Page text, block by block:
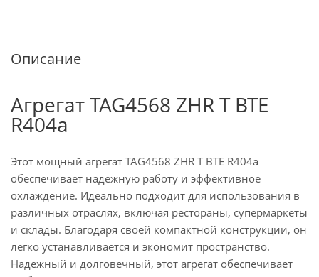
Описание
Агрегат TAG4568 ZHR T BTE
R404a
Этот мощный агрегат TAG4568 ZHR T BTE R404a
обеспечивает надежную работу и эффективное
охлаждение. Идеально подходит для использования в
различных отраслях, включая рестораны, супермаркеты
и склады. Благодаря своей компактной конструкции, он
легко устанавливается и экономит пространство.
Надежный и долговечный, этот агрегат обеспечивает